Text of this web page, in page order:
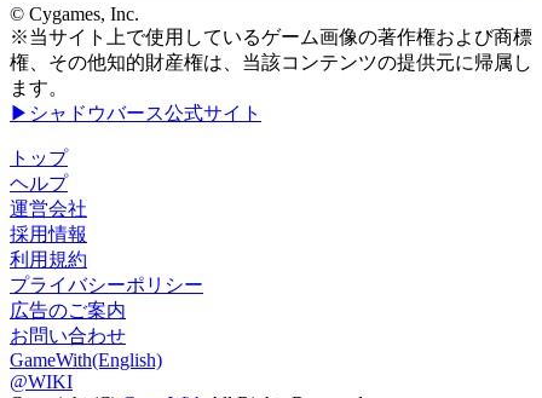
© Cygames, Inc.
※当サイト上で使用しているゲーム画像の著作権および商標
権、その他知的財産権は、当該コンテンツの提供元に帰属し
ます。
▶シャドウバース公式サイト
トップ
ヘルプ
運営会社
採用情報
利用規約
プライバシーポリシー
広告のご案内
お問い合わせ
GameWith(English)
@WIKI